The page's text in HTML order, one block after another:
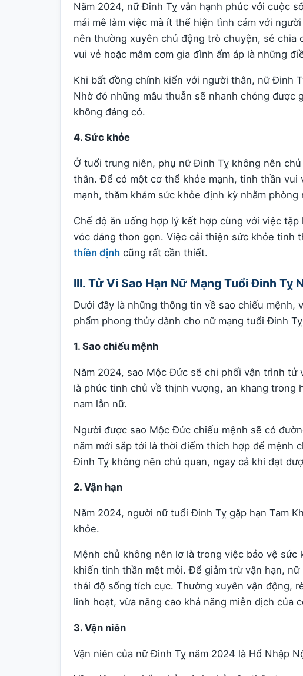
Năm 2024, nữ Đinh Tỵ vẫn hạnh phúc với cuộc
mải mê làm việc mà ít thể hiện tình cảm với
nên thường xuyên chủ động trò chuyện, sẻ chia
vui vẻ hoặc mâm cơm gia đình ấm áp là những
Khi bất đồng chính kiến với người thân, nữ Đinh
Nhờ đó những mâu thuẫn sẽ nhanh chóng
không đáng có.
4. Sức khỏe
Ở tuổi trung niên, phụ nữ Đinh Tỵ không nên
thân. Để có một cơ thể khỏe mạnh, tinh thần
mạnh, thăm khám sức khỏe định kỳ nhằm phòng
Chế độ ăn uống hợp lý kết hợp cùng với việc
vóc dáng thon gọn. Việc cải thiện sức khỏe tinh
thiền định cũng rất cần thiết.
III. Tử Vi Sao Hạn Nữ Mạng Tuổi Đinh Tỵ
Dưới đây là những thông tin về sao chiếu mệnh,
phẩm phong thủy dành cho nữ mạng tuổi Đinh
1. Sao chiếu mệnh
Năm 2024, sao Mộc Đức sẽ chi phối vận trình
là phúc tinh chủ về thịnh vượng, an khang trong
nam lẫn nữ.
Người được sao Mộc Đức chiếu mệnh sẽ có
năm mới sắp tới là thời điểm thích hợp để mệnh
Đinh Tỵ không nên chủ quan, ngay cả khi đạt
2. Vận hạn
Năm 2024, người nữ tuổi Đinh Tỵ gặp hạn Tam
khỏe.
Mệnh chủ không nên lơ là trong việc bảo vệ sức
khiến tinh thần mệt mỏi. Để giảm trừ vận hạn,
thái độ sống tích cực. Thường xuyên vận động,
linh hoạt, vừa nâng cao khả năng miễn dịch của
3. Vận niên
Vận niên của nữ Đinh Tỵ năm 2024 là Hổ Nhập